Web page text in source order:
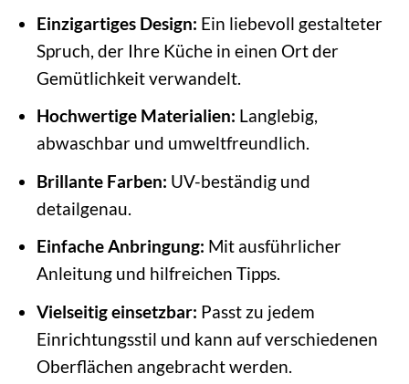
Einzigartiges Design: Ein liebevoll gestalteter
Spruch, der Ihre Küche in einen Ort der
Gemütlichkeit verwandelt.
Hochwertige Materialien: Langlebig,
abwaschbar und umweltfreundlich.
Brillante Farben: UV-beständig und
detailgenau.
Einfache Anbringung: Mit ausführlicher
Anleitung und hilfreichen Tipps.
Vielseitig einsetzbar: Passt zu jedem
Einrichtungsstil und kann auf verschiedenen
Oberflächen angebracht werden.